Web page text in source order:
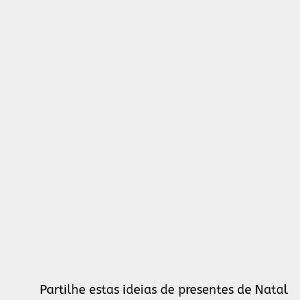
Partilhe estas ideias de presentes de Natal